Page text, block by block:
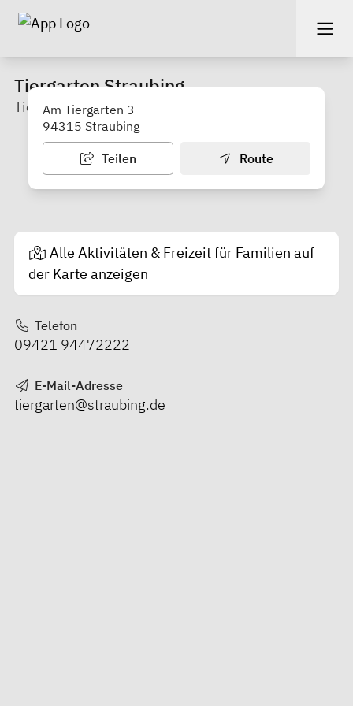
Tiergarten Straubing
TierparkAm Tiergarten 3
94315 Straubing
Teilen Route
Alle Aktivitäten & Freizeit für Familien auf
der Karte anzeigen
Telefon
09421 94472222
E-Mail-Adresse
tiergarten@straubing.de